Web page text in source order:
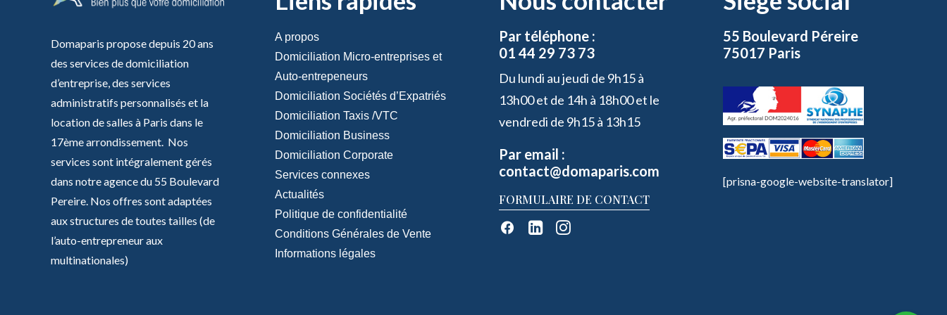
Domaparis propose depuis 20 ans
des services de domiciliation
d’entreprise, des services
administratifs personnalisés et la
location de salles à Paris dans le
17ème arrondissement. Nos
services sont intégralement gérés
dans notre agence du 55 Boulevard
Pereire. Nos offres sont adaptées
aux structures de toutes tailles (de
l’auto-entrepreneur aux
multinationales)
A propos
Domiciliation Micro-entreprises et
Auto-entrepeneurs
Domiciliation Sociétés d’Expatriés
Domiciliation Taxis /VTC
Domiciliation Business
Domiciliation Corporate
Services connexes
Actualités
Politique de confidentialité
Conditions Générales de Vente
Informations légales
Par téléphone :
01 44 29 73 73
Du lundi au jeudi de 9h15 à
13h00 et de 14h à 18h00 et le
vendredi de 9h15 à 13h15
Par email :
contact@domaparis.com
FORMULAIRE DE CONTACT
55 Boulevard Péreire
75017 Paris
[prisna-google-website-translator]